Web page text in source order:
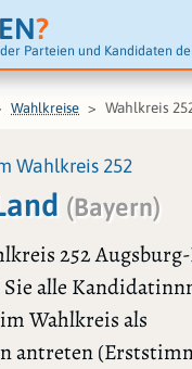
?
Parteien und Kandidaten
Wahlkreise Wahlkreis
Wahlkreis 252
(Bayern)
252 Augsburg-
Sie alle
Wahlkreis als
antreten